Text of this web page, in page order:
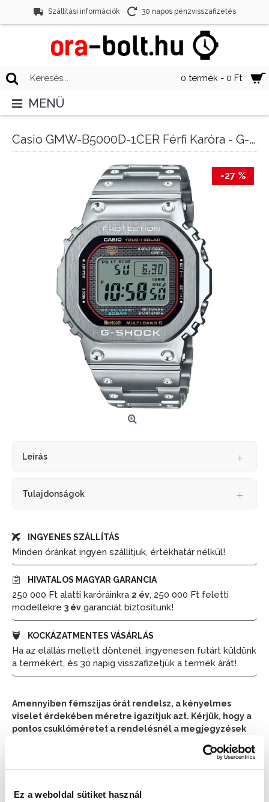
Ez a weboldal sütiket használ
Szállítási információk 30 napos pénzvisszafizetés
0 termék - 0 Ft
MENÜ
Casio GMW-B5000D-1CER Férfi Karóra - G-Shock Full Metal Tough Solar Bluetooth Original Color
-27 %
Leírás
Tulajdonságok
INGYENES SZÁLLÍTÁS
Minden óránkat ingyen szállítjuk, értékhatár nélkül!
HIVATALOS MAGYAR GARANCIA
250 000 Ft alatti karóráinkra 2 év, 250 000 Ft feletti
modellekre 3 év garanciát biztosítunk!
KOCKÁZATMENTES VÁSÁRLÁS
Ha az elállás mellett döntenél, ingyenesen futárt küldünk
a termékért, és 30 napig visszafizetjük a termék árát!
Amennyiben fémszíjas órát rendelsz, a kényelmes
viselet érdekében méretre igazítjuk azt. Kérjük, hogy a
pontos csuklóméretet a rendelésnél a megjegyzések
Augusztus 10. (Hétfő)📦